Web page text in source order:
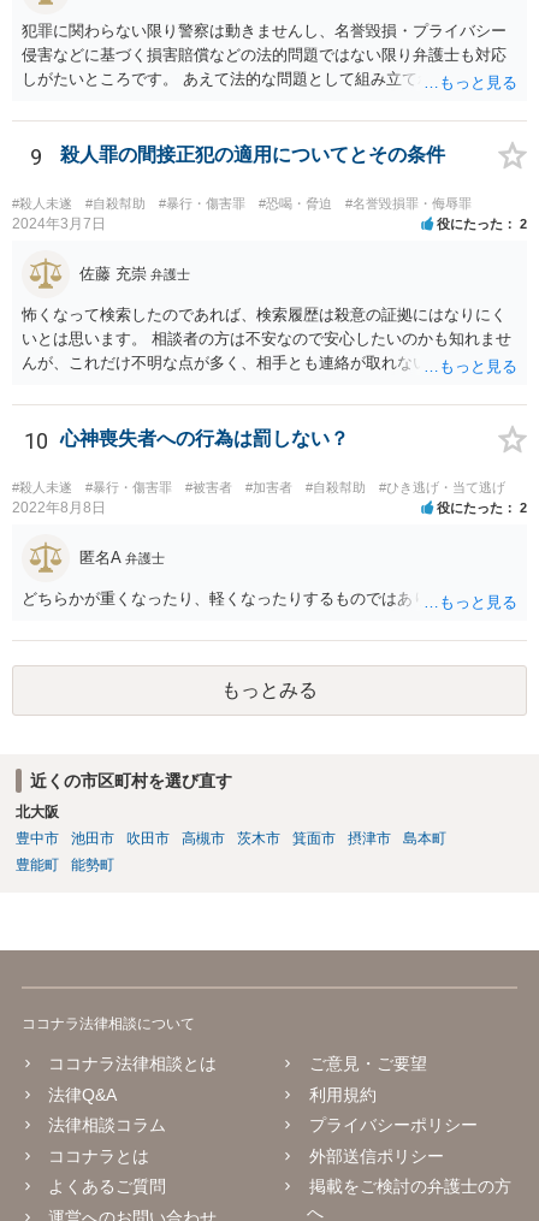
犯罪に関わらない限り警察は動きませんし、名誉毀損・プライバシー
侵害などに基づく損害賠償などの法的問題ではない限り弁護士も対応
しがたいところです。 あえて法的な問題として組み立てれば、迷惑な
考えられますが、発信者情報開示などで加害者の住所氏名を特定する
には最低でも３０万円以上の弁護士費用は必要になってくるかと思い
ます。ゲームではなく弁護士に課金しても、さほど面白くないのでは
ないですか。 逆に費用の点からして、加害者が訴訟を考えているとか
の話も、かなりの高確率でマユツバかなと思います。ゲーム内の結婚
し、うっかり「ﾀﾋね」とか書き込むと、自殺教唆罪が成立する可能性
がありますので気をつけてください。無視と運営への通報が現実的な
対応でしょう。
9 殺人罪の間接正犯の適用についてとその条件
#殺人未遂 #自殺幇助 #暴行・傷害罪 #恐喝・脅迫 #名誉毀損罪・侮辱罪
2024年3月7日 役にたった 2
佐藤 充崇 弁護士
怖くなって検索したのであれば、検索履歴は殺意の証拠にはなりにく
いとは思います。 相談者の方は不安なので安心したいのかも知れませ
んが、これだけ不明な点が多く、相手とも連絡が取れないとなると、
しますが・・・ それでもどうしても気になるようなら、弁護士に予約
取って相談すべきです。 正直、今後こういうことをしないよう気を付
けて、あとは警察が来たり民事訴訟の訴状等が家に届いたらその時考
えるしかないように思います。
10 心神喪失者への行為は罰しない？
#殺人未遂 #暴行・傷害罪 #被害者 #加害者 #自殺幇助 #ひき逃げ・当て逃げ
2022年8月8日 役にたった 2
匿名A 弁護士
どちらかが重くなったり、軽くなったりするものではありません。
もっとみる
近くの市区町村を選び直す
北大阪
豊中市
池田市 吹田市 高槻市 茨木市 箕面市 摂津市
島本町
豊能町
能勢町
ココナラ法律相談について
ココナラ法律相談とは
法律Q&A
法律相談コラム
ココナラとは
よくあるご質問
運営へのお問い合わせ
ご意見・ご要望
利用規約
プライバシーポリシー
外部送信ポリシー
掲載をご検討の弁護士の方
へ